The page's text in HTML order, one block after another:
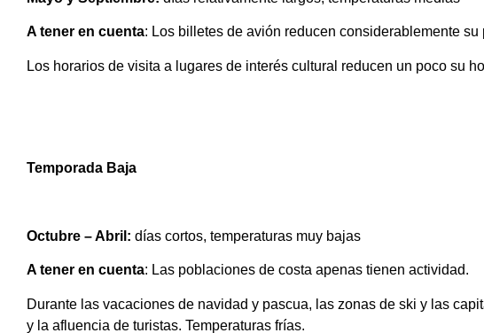
A tener en cuenta: Los billetes de avión reducen considerablemente su
Los horarios de visita a lugares de interés cultural reducen un poco su
Temporada Baja
Octubre – Abril: días cortos, temperaturas muy bajas
A tener en cuenta: Las poblaciones de costa apenas tienen actividad.
Durante las vacaciones de navidad y pascua, las zonas de ski y las
y la afluencia de turistas. Temperaturas frías.